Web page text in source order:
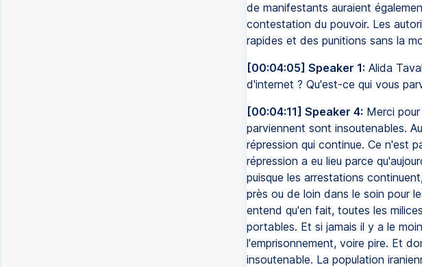
de manifestants auraient
contestation du pouvoir. Les
rapides et des punitions sans la
[00:04:05] Speaker 1: Alida
d'internet ? Qu'est-ce qui vous
[00:04:11] Speaker 4: Merci
parviennent sont insoutenables.
répression qui continue. Ce n'est
répression a eu lieu parce
puisque les arrestations
près ou de loin dans le soin pour
entend qu'en fait, toutes les
portables. Et si jamais il y a le
l'emprisonnement, voire pire. Et
insoutenable. La population